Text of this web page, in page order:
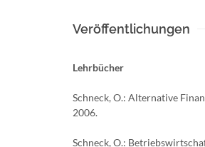
Veröffentlichungen
Lehrbücher
Schneck, O.: Alternative
2006.
Schneck, O.: